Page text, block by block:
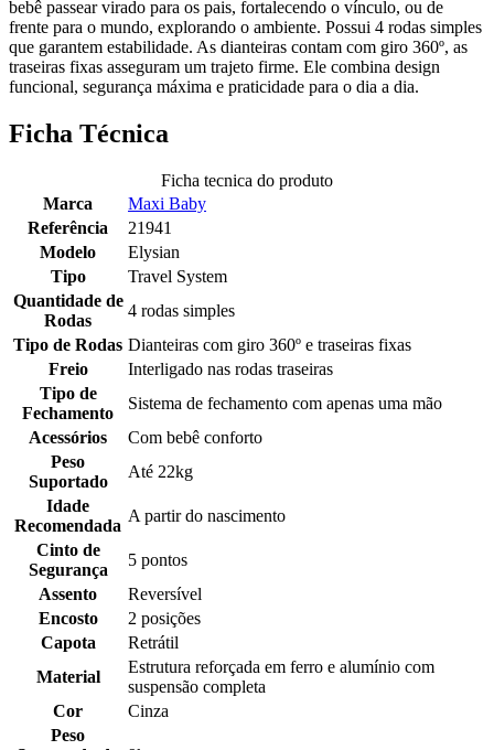
bebê passear virado para os pais, fortalecendo o vínculo, ou de
frente para o mundo, explorando o ambiente. Possui 4 rodas simples
que garantem estabilidade. As dianteiras contam com giro 360º, as
traseiras fixas asseguram um trajeto firme. Ele combina design
funcional, segurança máxima e praticidade para o dia a dia.
Ficha Técnica
Ficha tecnica do produto
Marca
Maxi Baby
Referência
21941
Modelo
Elysian
Tipo
Travel System
Quantidade de
Rodas
4 rodas simples
Tipo de Rodas Dianteiras com giro 360º e traseiras fixas
Freio
Interligado nas rodas traseiras
Tipo de
Fechamento
Sistema de fechamento com apenas uma mão
Acessórios
Com bebê conforto
Peso
Suportado
Até 22kg
Idade
Recomendada
A partir do nascimento
Cinto de
Segurança
5 pontos
Assento
Reversível
Encosto
2 posições
Capota
Retrátil
Material
Estrutura reforçada em ferro e alumínio com
suspensão completa
Cor
Cinza
Peso